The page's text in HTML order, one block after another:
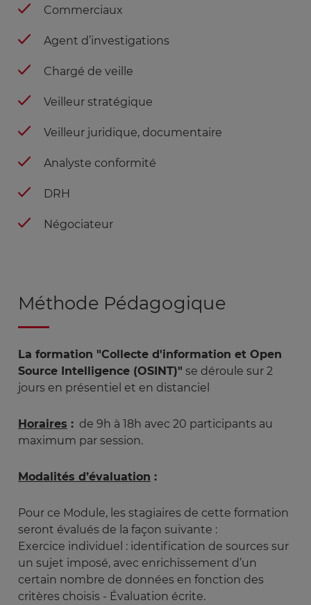
Commerciaux
Agent d’investigations
Chargé de veille
Veilleur stratégique
Veilleur juridique, documentaire
Analyste conformité
DRH
Négociateur
Méthode Pédagogique
La formation "Collecte d'information et Open
Source Intelligence (OSINT)" se déroule sur 2
jours en présentiel et en distanciel
Horaires : de 9h à 18h avec 20 participants au
maximum par session.
Modalités d’évaluation :
Pour ce Module, les stagiaires de cette formation
seront évalués de la façon suivante :
Exercice individuel : identification de sources sur
un sujet imposé, avec enrichissement d’un
certain nombre de données en fonction des
critères choisis - Évaluation écrite.